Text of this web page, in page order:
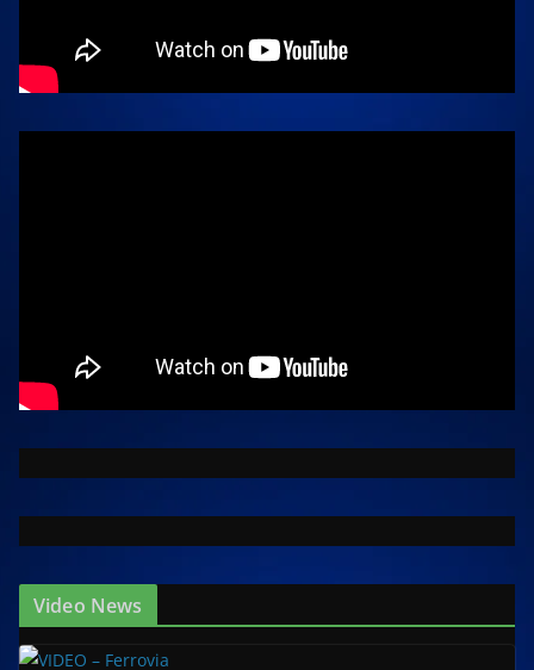
Video News